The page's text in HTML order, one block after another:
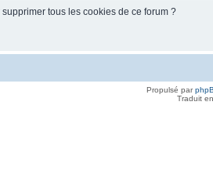
tous les cookies de ce forum ?
Propulsé par
Traduit